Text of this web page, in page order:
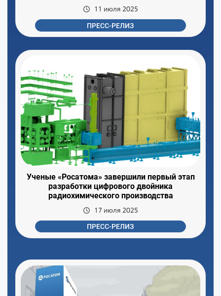
11 июля 2025
ПРЕСС-РЕЛИЗ
Ученые «Росатома» завершили первый этап
разработки цифрового двойника
радиохимического производства
17 июля 2025
ПРЕСС-РЕЛИЗ